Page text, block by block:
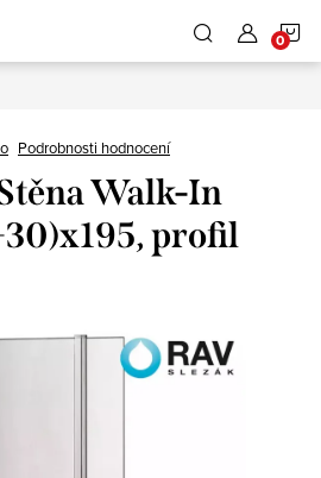
Podrobnosti hodnocení
Walk-In
profil